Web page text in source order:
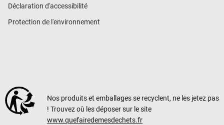
Déclaration d'accessibilité
Protection de l'environnement
Nos produits et emballages se recyclent, ne les jetez pas
! Trouvez où les déposer sur le site
www.quefairedemesdechets.fr